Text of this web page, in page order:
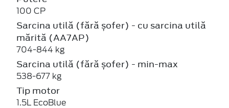
100 CP
Sarcina utilă (fără șofer) - cu sarcina utilă
mărită (AA7AP)
704-844 kg
Sarcina utilă (fără șofer) - min-max
538-677 kg
Tip motor
1.5L EcoBlue